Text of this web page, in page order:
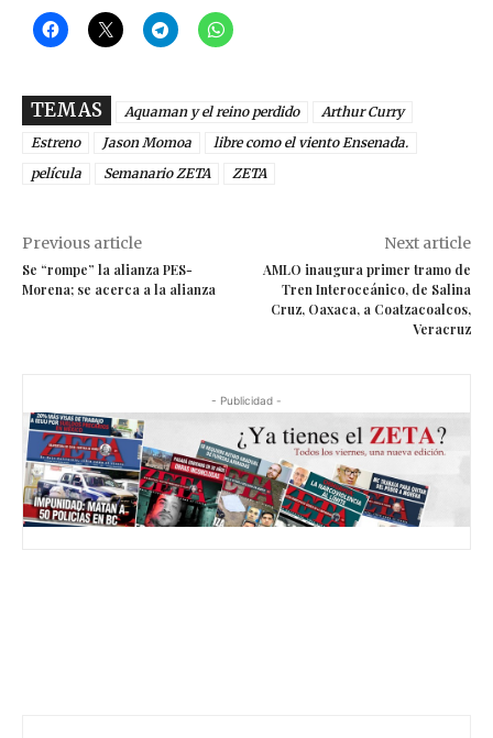
TEMAS Aquaman y el reino perdido
Arthur Curry
Estreno
Jason Momoa
libre como el viento Ensenada.
película
Semanario ZETA ZETA
Previous article
Se “rompe” la alianza PES-
Morena; se acerca a la alianza
Next article
AMLO inaugura primer tramo de
Tren Interoceánico, de Salina
Cruz, Oaxaca, a Coatzacoalcos,
Veracruz
- Publicidad -